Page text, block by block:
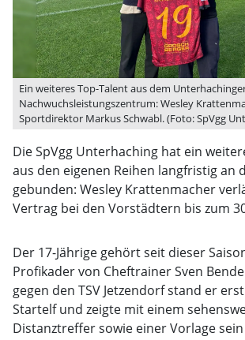
Ein weiteres Top-Talent aus dem
Nachwuchsleistungszentrum: Wesley
Sportdirektor Markus Schwabl. (Foto: SpVgg
Die SpVgg Unterhaching hat ein
aus den eigenen Reihen langfristig an
gebunden: Wesley Krattenmacher
Vertrag bei den Vorstädtern bis zum
Der 17-Jährige gehört seit dieser
Profikader von Cheftrainer Sven
gegen den TSV Jetzendorf stand er
Startelf und zeigte mit einem
Distanztreffer sowie einer Vorlage